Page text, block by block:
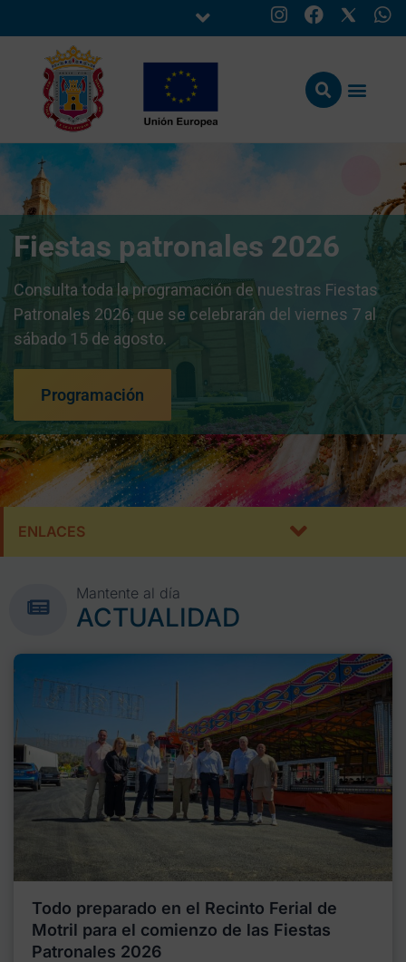
Fiestas patronales 2026
Consulta toda la programación de nuestras Fiestas
Patronales 2026, que se celebrarán del viernes 7 al
sábado 15 de agosto.
Programación
ENLACES
Mantente al día
ACTUALIDAD
Todo preparado en el Recinto Ferial de
Motril para el comienzo de las Fiestas
Patronales 2026